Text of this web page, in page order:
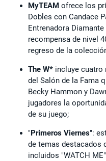
MyTEAM ofrece los
Dobles con Candace
Entrenadora
recompensa de nivel
regreso de la
The W* incluye cuatro
del Salón de la Fama
Becky Hammon y
jugadores la
de su juego;
"Primeros Viernes":
de temas destacados
incluidos "WATCH